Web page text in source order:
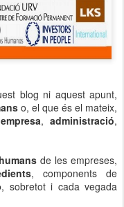
blog ni aquest apunt,
o, el que és el mateix,
empresa,administració,
de les empreses,
, components de
sobretot i cada vegada